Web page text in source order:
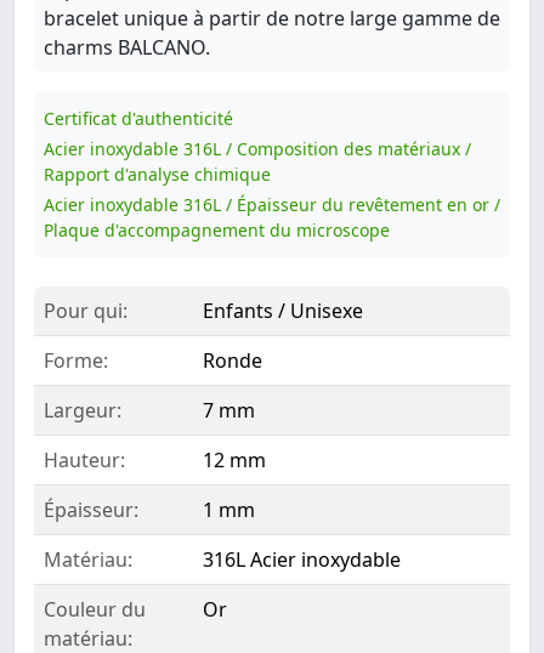
bracelet unique à partir de notre large gamme de
charms BALCANO.
Certificat d'authenticité
Acier inoxydable 316L / Composition des matériaux /
Rapport d'analyse chimique
Acier inoxydable 316L / Épaisseur du revêtement en or /
Plaque d'accompagnement du microscope
Pour qui:
Enfants / Unisexe
Forme:
Ronde
Largeur:
7 mm
Hauteur:
12 mm
Épaisseur:
1 mm
Matériau:
316L Acier inoxydable
Couleur du
matériau:
Or